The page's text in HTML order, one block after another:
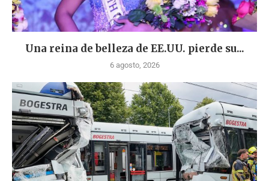
Una reina de belleza de EE.UU. pierde su...
6 agosto, 2026